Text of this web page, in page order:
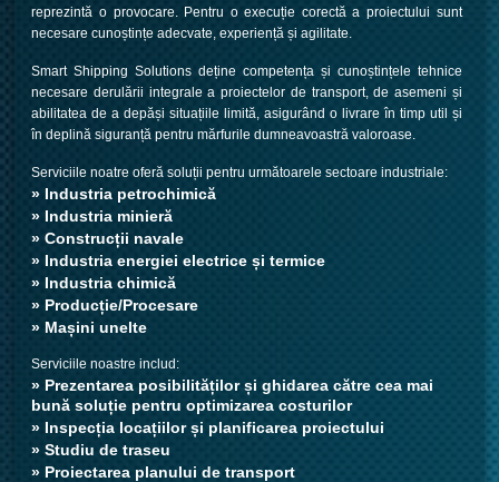
reprezintă o provocare. Pentru o execuție corectă a proiectului sunt
necesare cunoștințe adecvate, experiență și agilitate.
Smart Shipping Solutions deține competența și cunoștințele tehnice
necesare derulării integrale a proiectelor de transport, de asemeni și
abilitatea de a depăși situațiile limită, asigurând o livrare în timp util și
în deplină siguranță pentru mărfurile dumneavoastră valoroase.
Serviciile noatre oferă soluții pentru următoarele sectoare industriale:
» Industria petrochimică
» Industria minieră
» Construcții navale
» Industria energiei electrice și termice
» Industria chimică
» Producție/Procesare
» Mașini unelte
Serviciile noastre includ:
» Prezentarea posibilităților și ghidarea către cea mai
bună soluție pentru optimizarea costurilor
» Inspecția locațiilor și planificarea proiectului
» Studiu de traseu
» Proiectarea planului de transport